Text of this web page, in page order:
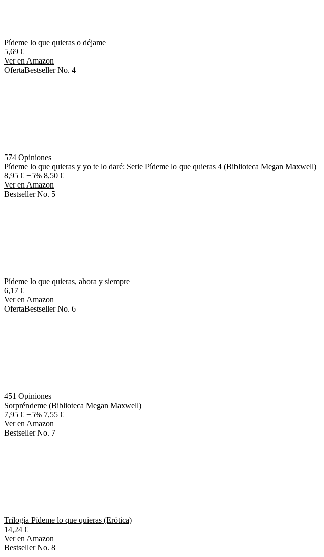
Pídeme lo que quieras o déjame
5,69 €
Ver en Amazon
OfertaBestseller No. 4
574 Opiniones
Pídeme lo que quieras y yo te lo daré: Serie Pídeme lo que quieras 4 (Biblioteca Megan Maxwell)
8,95 € −5% 8,50 €
Ver en Amazon
Bestseller No. 5
Pídeme lo que quieras, ahora y siempre
6,17 €
Ver en Amazon
OfertaBestseller No. 6
451 Opiniones
Sorpréndeme (Biblioteca Megan Maxwell)
7,95 € −5% 7,55 €
Ver en Amazon
Bestseller No. 7
Trilogía Pídeme lo que quieras (Erótica)
14,24 €
Ver en Amazon
Bestseller No. 8